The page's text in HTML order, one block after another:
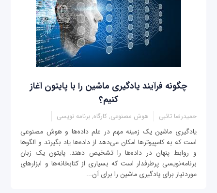
چگونه فرآیند یادگیری ماشین را با پایتون آغاز
کنیم؟
حمیدرضا تائبی هوش مصنوعی, کارگاه, برنامه نویسی
یادگیری ماشین یک زمینه مهم در علم داده‌ها و هوش مصنوعی
است که به کامپیوترها امکان می‌دهد از داده‌ها یاد بگیرند و الگوها
و روابط پنهان در داده‌ها را تشخیص دهند. پایتون یک زبان
برنامه‌نویسی پرطرفدار است که بسیاری از کتابخانه‌ها و ابزارهای
موردنیاز برای یادگیری ماشین را برای آن...